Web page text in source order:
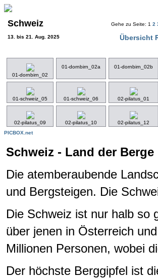
Schweiz
13. bis 21. Aug. 2025
Gehe zu Seite: 1 2
Übersicht
01-dornbirn_02
01-dornbirn_02a
01-dornbirn_02b
01-schweiz_05 01-schweiz_06 02-pilatus_01
02-pilatus_09 02-pilatus_10 02-pilatus_12
PICBOX.net
Schweiz - Land der Berge
Die atemberaubende
und Bergsteigen. Die
Die Schweiz ist nur halb so
über jenen in Österreich
Millionen Personen, wobei
Der höchste Berggipfel ist